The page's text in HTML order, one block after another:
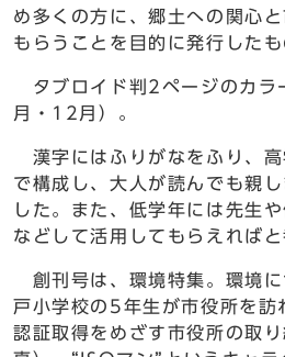
め多くの方に、郷土への関心
もらうことを目的に発行したも
タブロイド判2ページのカラ
月・12月）。
漢字にはふりがなをふり、
で構成し、大人が読んでも親
した。また、低学年には先生
などして活用してもらえればと
創刊号は、環境特集。環境
戸小学校の5年生が市役所を
認証取得をめざす市役所の取